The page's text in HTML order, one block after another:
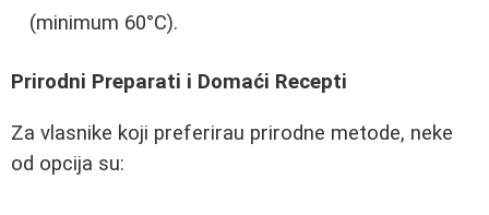
(minimum 60°C).
Prirodni Preparati i Domaći Recepti
Za vlasnike koji preferirau prirodne metode, neke
od opcija su: